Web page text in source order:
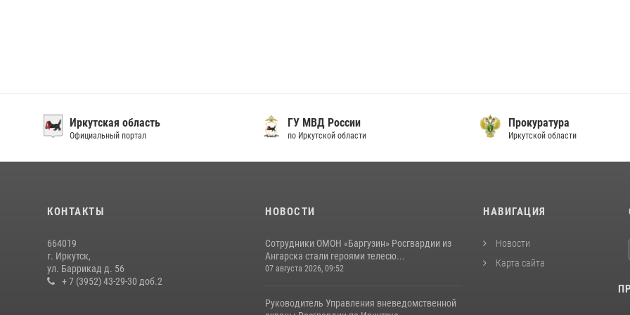
Иркутская область
Официальный портал
ГУ МВД России
по Иркутской области
Прокуратура
Иркутской области
КОНТАКТЫ
664019
г. Иркутск,
ул. Баррикад д. 56
+ 7 (3952) 43-29-30 доб.2
НОВОСТИ
Сотрудники ОМОН «Баргузин» Росгвардии из
Ангарска стали героями телесю...
07 августа 2026, 09:52
Руководитель Управления вневедомственной
НАВИГАЦИЯ
Новости
Карта сайта